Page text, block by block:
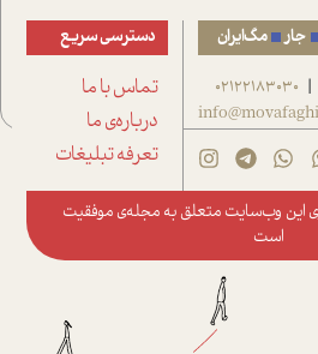
جار مگ‌ایران
|
02122183030
دسترسی سریع
تماس با ما
درباره‌ی ما
تعرفه تبلیغات
این وب‌سایت متعلق به مجله‌ی موفقیت
است